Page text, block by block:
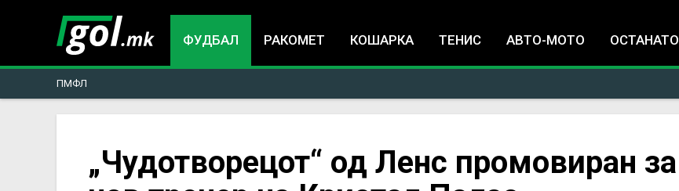
ФУДБАЛ РАКОМЕТ КОШАРКА ТЕНИС АВТО-МОТО ОСТАНАТО
ПМФЛ
„Чудотворецот“ од Ленс промовиран за